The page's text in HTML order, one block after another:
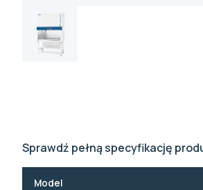
Sprawdź pełną specyfikację
Model